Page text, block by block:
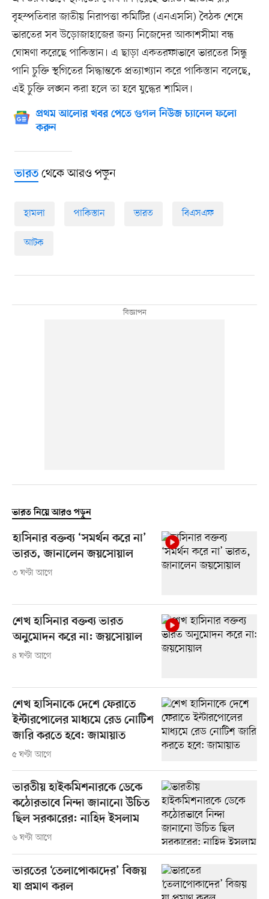
বৃহস্পতিবার জাতীয় নিরাপত্তা কমিটির (এনএসসি) বৈঠক শেষে
ভারতের সব উড়োজাহাজের জন্য নিজেদের আকাশসীমা বন্ধ
ঘোষণা করেছে পাকিস্তান। এ ছাড়া একতরফাভাবে ভারতের সিন্ধু
পানি চুক্তি স্থগিতের সিদ্ধান্তকে প্রত্যাখ্যান করে পাকিস্তান বলেছে,
এই চুক্তি লঙ্ঘন করা হলে তা হবে যুদ্ধের শামিল।
প্রথম আলোর খবর পেতে গুগল নিউজ চ্যানেল ফলো
করুন
ভারতথেকে আরও পড়ুন
হামলা পাকিস্তান ভারত বিএসএফ
আটক
ভারত নিয়ে আরও পড়ুন
হাসিনার বক্তব্য ‘সমর্থন করে না’
ভারত, জানালেন জয়সোয়াল
৩ ঘণ্টা আগে
শেখ হাসিনার বক্তব্য ভারত
অনুমোদন করে না: জয়সোয়াল
৪ ঘণ্টা আগে
শেখ হাসিনাকে দেশে ফেরাতে
ইন্টারপোলের মাধ্যমে রেড নোটিশ
জারি করতে হবে: জামায়াত
৫ ঘণ্টা আগে
ভারতীয় হাইকমিশনারকে ডেকে
কঠোরভাবে নিন্দা জানানো উচিত
ছিল সরকারের: নাহিদ ইসলাম
৬ ঘণ্টা আগে
ভারতের ‘তেলাপোকাদের’ বিজয়
যা প্রমাণ করল